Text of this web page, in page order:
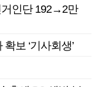
인단 192→2만
보 ‘기사회생’